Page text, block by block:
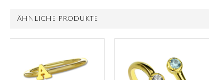
ÄHNLICHE PRODUKTE